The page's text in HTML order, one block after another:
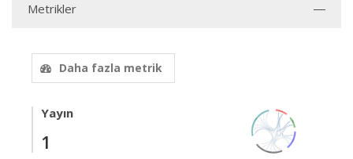
Metrikler
Daha fazla metrik
Yayın
1